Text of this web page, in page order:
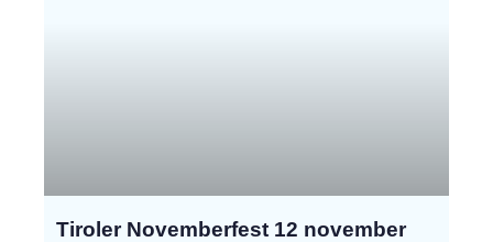
Tiroler Novemberfest 12 november